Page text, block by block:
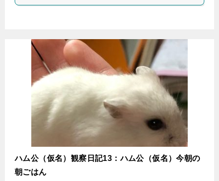
ハム公（仮名）観察日記13：ハム公（仮名）今朝の
朝ごはん